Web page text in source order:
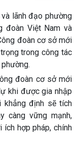
lãnh đạo phường
đoàn Việt Nam và
đoàn cơ sở mới
trong công tác
đoàn cơ sở mới
khi được gia nhập
khẳng định sẽ tích
càng vững mạnh,
hợp pháp, chính